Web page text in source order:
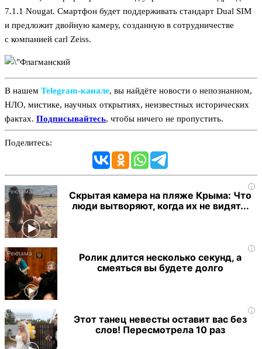
7.1.1 Nougat. Смартфон будет поддерживать стандарт Dual SIM
и предложит двойную камеру, созданную в сотрудничестве
с компанией carl Zeiss.
В нашем Telegram‑канале, вы найдёте новости о непознанном,
НЛО, мистике, научных открытиях, неизвестных исторических
фактах. Подписывайтесь, чтобы ничего не пропустить.
Поделитесь:
i
Скрытая камера на пляже Крыма: Что
люди вытворяют, когда их не видят...
i
Ролик длится несколько секунд, а
смеяться вы будете долго
i
Этот танец невесты оставит вас без
слов! Пересмотрела 10 раз